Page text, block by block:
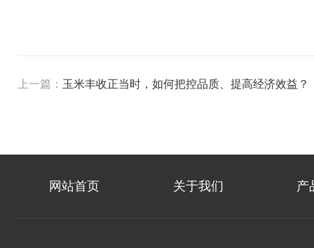
上一篇： 玉米丰收正当时，如何把控品质、提高经济效益？
网站首页 关于我们 产